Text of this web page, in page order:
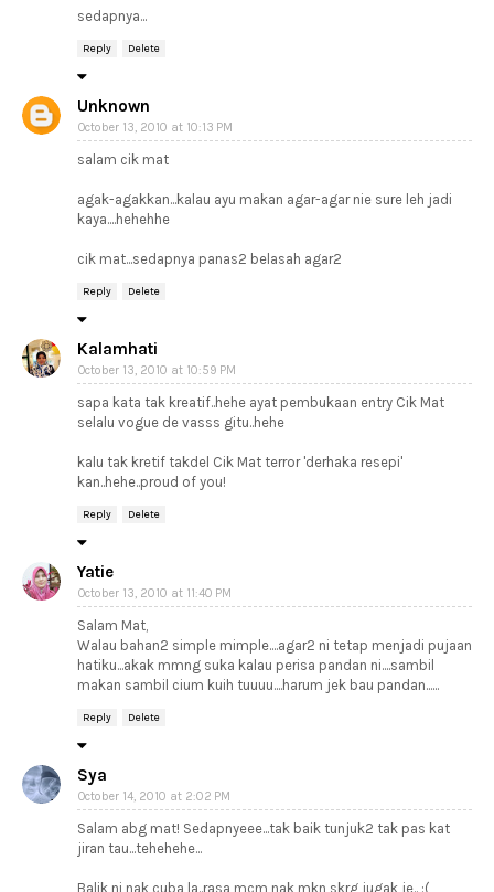
sedapnya...
Reply Delete
Unknown
October 13, 2010 at 10:13 PM
salam cik mat
agak-agakkan...kalau ayu makan agar-agar nie sure leh jadi
kaya....hehehhe
cik mat...sedapnya panas2 belasah agar2
Reply Delete
Kalamhati
October 13, 2010 at 10:59 PM
sapa kata tak kreatif..hehe ayat pembukaan entry Cik Mat
selalu vogue de vasss gitu..hehe
kalu tak kretif takdel Cik Mat terror 'derhaka resepi'
kan..hehe..proud of you!
Reply Delete
Yatie
October 13, 2010 at 11:40 PM
Salam Mat,
Walau bahan2 simple mimple....agar2 ni tetap menjadi pujaan
hatiku...akak mmng suka kalau perisa pandan ni....sambil
makan sambil cium kuih tuuuu....harum jek bau pandan......
Reply Delete
Sya
October 14, 2010 at 2:02 PM
Salam abg mat! Sedapnyeee...tak baik tunjuk2 tak pas kat
jiran tau...tehehehe...
Balik ni nak cuba la..rasa mcm nak mkn skrg jugak je.. :(